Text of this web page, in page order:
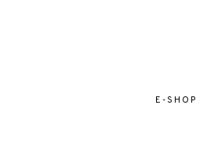
E-SHOP